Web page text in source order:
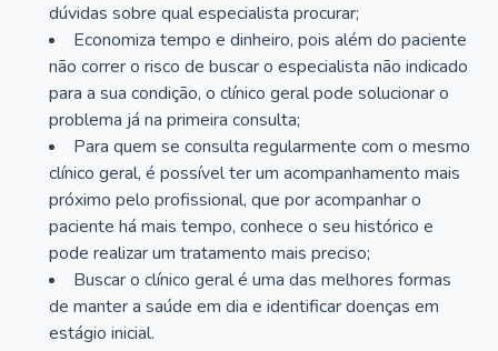
dúvidas sobre qual especialista procurar;
Economiza tempo e dinheiro, pois além do paciente
não correr o risco de buscar o especialista não indicado
para a sua condição, o clínico geral pode solucionar o
problema já na primeira consulta;
Para quem se consulta regularmente com o mesmo
clínico geral, é possível ter um acompanhamento mais
próximo pelo profissional, que por acompanhar o
paciente há mais tempo, conhece o seu histórico e
pode realizar um tratamento mais preciso;
Buscar o clínico geral é uma das melhores formas
de manter a saúde em dia e identificar doenças em
estágio inicial.